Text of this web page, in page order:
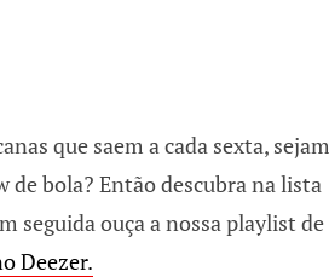
que saem a cada sexta, sejam
bola? Então descubra na lista
seguida ouça a nossa playlist de
Deezer.